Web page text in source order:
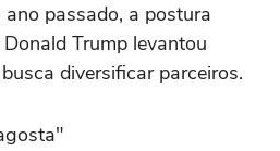
passado, a postura
Trump levantou
diversificar parceiros.